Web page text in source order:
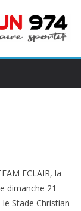
ECLAIR, la
dimanche 21
Stade Christian